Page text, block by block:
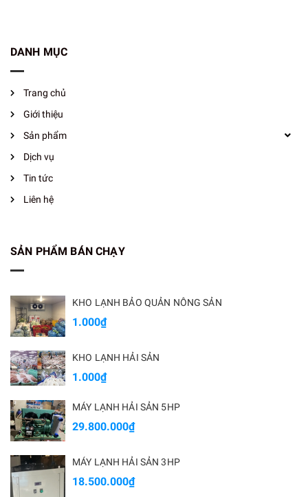
DANH MỤC
Trang chủ
Giới thiệu
Sản phẩm
Dịch vụ
Tin tức
Liên hệ
SẢN PHẨM BÁN CHẠY
KHO LẠNH BẢO QUẢN NÔNG SẢN
1.000₫
KHO LẠNH HẢI SẢN
1.000₫
MÁY LẠNH HẢI SẢN 5HP
29.800.000₫
MÁY LẠNH HẢI SẢN 3HP
18.500.000₫